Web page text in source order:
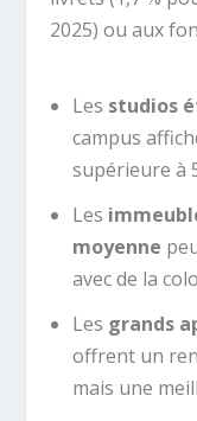
2025) ou aux
Les studios
campus
supérieure à
Les
moyenne
avec de la
Les grands
offrent un
mais une